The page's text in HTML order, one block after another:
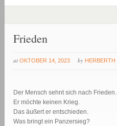
Frieden
at OKTOBER 14, 2023 by HERBERTH
Der Mensch sehnt sich nach Frieden.
Er möchte keinen Krieg.
Das äußert er entschieden.
Was bringt ein Panzersieg?